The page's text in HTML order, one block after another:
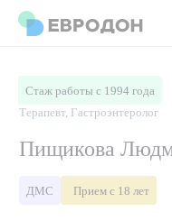
О компании
Статьи
Врачи
Стаж работы с 1994 года
Терапевт, Гастроэнтеролог
Пищикова
ДМС Прием с 18 лет